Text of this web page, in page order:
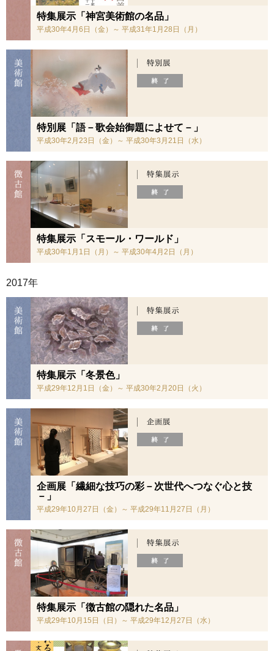
特集展示「神宮美術館の名品」
平成30年4月6日（金）～ 平成31年1月28日（月）
特別展「語－歌会始御題によせて－」
平成30年2月23日（金）～ 平成30年3月21日（水）
特集展示「スモール・ワールド」
平成30年1月1日（月）～ 平成30年4月2日（月）
2017年
特集展示「冬景色」
平成29年12月1日（金）～ 平成30年2月20日（火）
企画展「繊細な技巧の彩－次世代へつなぐ心と技
－」
平成29年10月27日（金）～ 平成29年11月27日（月）
特集展示「徴古館の隠れた名品」
平成29年10月15日（日）～ 平成29年12月27日（水）